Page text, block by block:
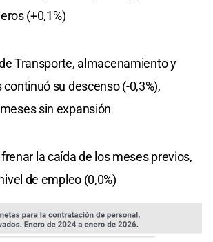
(+0,1%)
Transporte, almacenamiento y
su descenso (-0,3%),
sin expansión
la caída de los meses previos,
de empleo (0,0%)